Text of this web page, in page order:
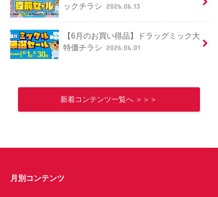
ックチラシ 2026.06.13
【6月のお買い得品】ドラッグミック大
特価チラシ 2026.06.01
新着コンテンツ一覧へ ＞＞＞
月別コンテンツ